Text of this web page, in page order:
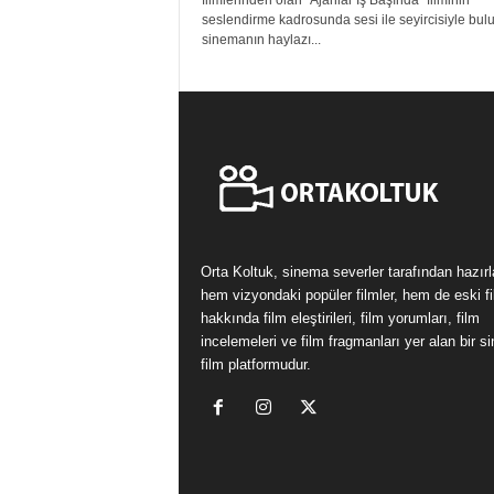
seslendirme kadrosunda sesi ile seyircisiyle
sinemanın haylazı...
Orta Koltuk, sinema severler tarafından
hem vizyondaki popüler filmler, hem de eski
hakkında film eleştirileri, film yorumları, film
incelemeleri ve film fragmanları yer alan bir
film platformudur.